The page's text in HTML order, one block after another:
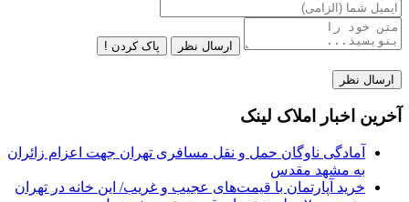
ارسال نظر پاک کردن !
آخرین اخبار املاک لینک
آمادگی ناوگان حمل و نقل مسافری تهران جهت اعزام زائران
به مشهد مقدس
خرید آپارتمان با قیمت‌های عجیب و غریب/ این خانه در تهران